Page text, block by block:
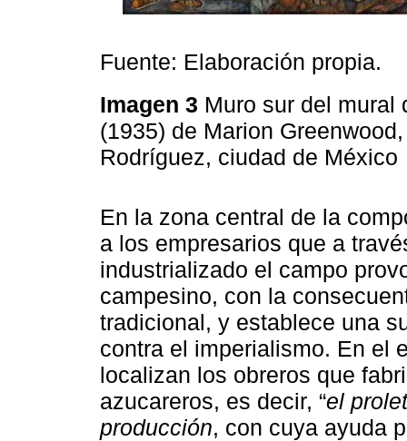
Fuente: Elaboración propia.
Imagen 3 Muro sur del mural
(1935) de Marion
Rodríguez, ciudad de México
En la zona central de la
a los empresarios que a
industrializado el campo
campesino, con la
tradicional, y establece una
contra el imperialismo. En el
localizan los obreros que
azucareros, es decir, “el
producción, con cuya ayuda